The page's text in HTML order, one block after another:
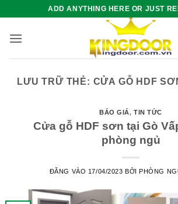
nội
ADD ANYTHING HERE OR JUST
LƯU TRỮ THẺ: CỬA GỖ HDF
BÁO GIÁ,TIN TỨC
Cửa gỗ HDF sơn tại Gò
phòng ngủ
ĐĂNG VÀO 17/04/2023 BỞIPHÒNG